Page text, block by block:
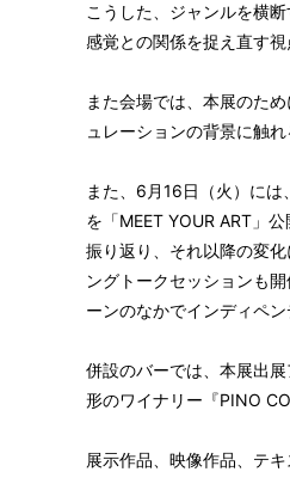
こうした、ジャンルを横
感覚との関係を捉え直す視
また会場では、本展のた
ュレーションの背景に触
また、6月16日（火）に
を「MEET YOUR ART」
振り返り、それ以降の変
ングトークセッションも
ーンのなかでインディペ
併設のバーでは、本展出
形のワイナリー『PINO
展示作品、映像作品、テ